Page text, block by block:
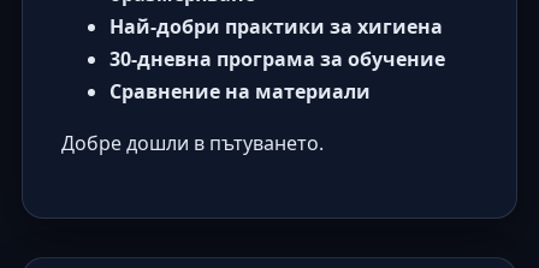
Най-добри практики за хигиена
30-дневна програма за обучение
Сравнение на материали
Добре дошли в пътуването.